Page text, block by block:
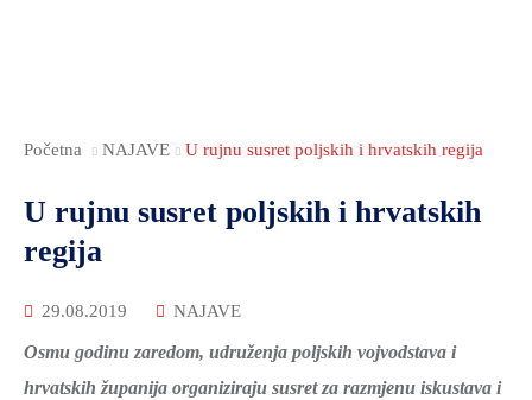
Početna NAJAVE U rujnu susret poljskih i hrvatskih regija
U rujnu susret poljskih i hrvatskih
regija
29.08.2019 NAJAVE
Osmu godinu zaredom, udruženja poljskih vojvodstava i
hrvatskih županija organiziraju susret za razmjenu iskustava i